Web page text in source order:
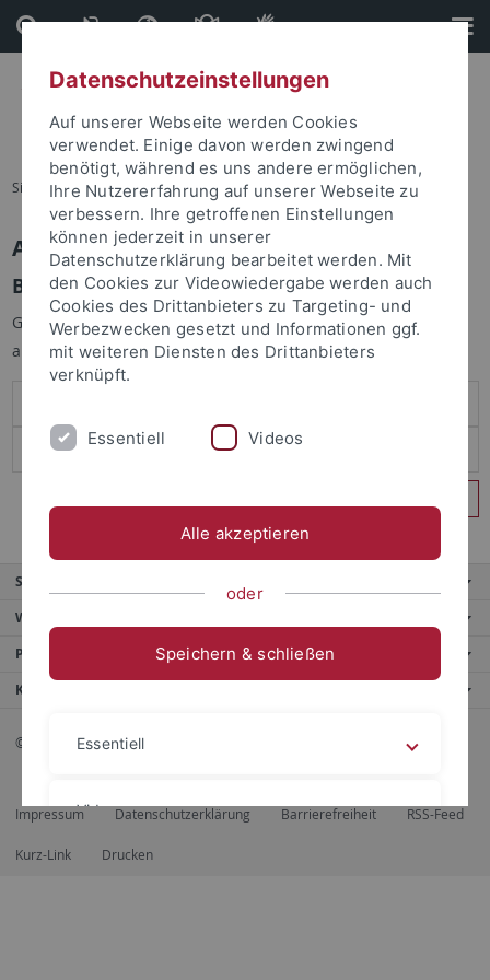
Direkt
zum
Inhalt
Direkt
zur
Fußleiste
Sie sind hier: Startseite
Anmelden
Benutzeranmeldung
Geben Sie Ihren Benutzernamen und Ihr Passwort an um sich
anzumelden:
Service
Weitere Angebote
Portale
Kontaktinfo
© 2026 Eberhard Karls Universität Tübingen, Tübingen
Impressum Datenschutzerklärung Barrierefreiheit RSS-Feed
Kurz-Link Drucken
Datenschutzeinstellungen
Auf unserer Webseite werden Cookies
verwendet. Einige davon werden zwingend
benötigt, während es uns andere ermöglichen,
Ihre Nutzererfahrung auf unserer Webseite zu
verbessern. Ihre getroffenen Einstellungen
können jederzeit in unserer
Datenschutzerklärung bearbeitet werden. Mit
den Cookies zur Videowiedergabe werden auch
Cookies des Drittanbieters zu Targeting- und
Werbezwecken gesetzt und Informationen ggf.
mit weiteren Diensten des Drittanbieters
verknüpft.
Essentiell Videos
Alle akzeptieren
oder
Speichern & schließen
Essentiell
Videos